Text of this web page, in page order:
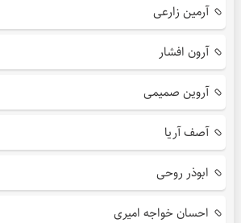
آرمین زارعی
آرون افشار
آروین صمیمی
آصف آریا
ابوذر روحی
احسان خواجه امیری